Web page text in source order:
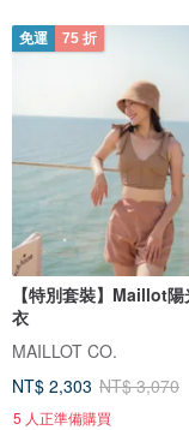
免運 75 折
【特別套裝】Maillot
衣
MAILLOT CO.
NT$ 2,303 NT$ 3,070
5 人正準備購買